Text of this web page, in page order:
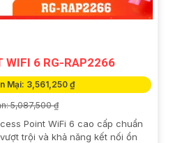
WIFI 6 RG-RAP2266
Mại: 3,561,250 ₫
5,087,500 ₫
Point WiFi 6 cao cấp chuẩn
trội và khả năng kết nối ổn